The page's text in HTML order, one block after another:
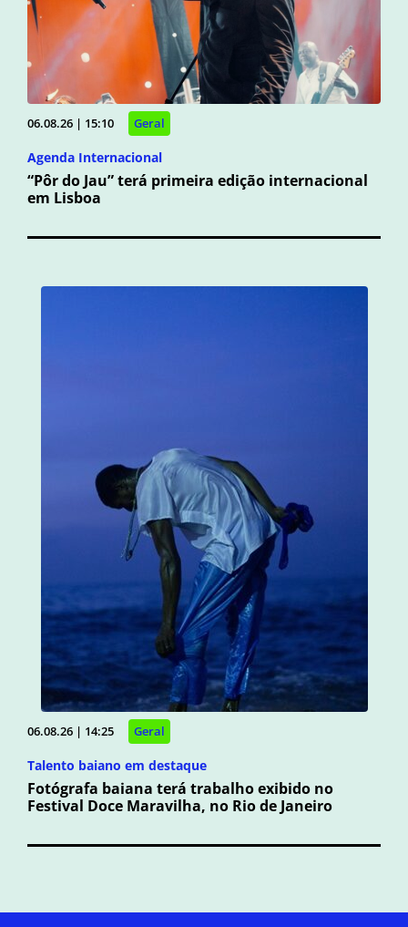
06.08.26 | 15:10 Geral
Agenda Internacional
“Pôr do Jau” terá primeira edição internacional
em Lisboa
06.08.26 | 14:25 Geral
Talento baiano em destaque
Fotógrafa baiana terá trabalho exibido no
Festival Doce Maravilha, no Rio de Janeiro